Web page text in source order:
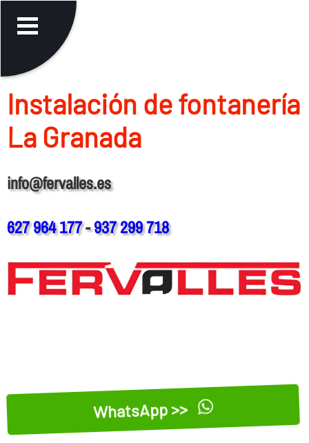
Instalación de fontanerí­a
La Granada
info@fervalles.es
627 964 177-937 299 718
WhatsApp >>